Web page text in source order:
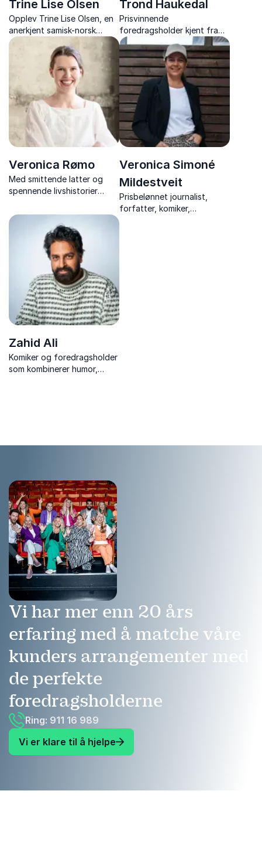
Trine Lise Olsen
Opplev Trine Lise Olsen, en
anerkjent samisk-norsk
komiker, foredragsholder og
forfatter, kjent for sin unike
humor og evne til å
engasjere publikum.
Trond Haukedal
Prisvinnende
foredragsholder kjent fra
TV og som forfatter med
erfaring innen psykologi og
ledelse.
Veronica Rømo
Med smittende latter og
spennende livshistorier
inspirerer mennesker til å
hente ut sitt fulle potensial.
Veronica Simoné
Mildestveit
Prisbelønnet journalist,
forfatter, komiker,
Zahid Ali
Komiker og foredragsholder
som kombinerer humor,
Vi har mer enn 20 års
erfaring med å matche våre
kunders arrangementer med
de perfekte
foredragsholderne
Ring: 911 16 989
Vi er klare til å hjelpe